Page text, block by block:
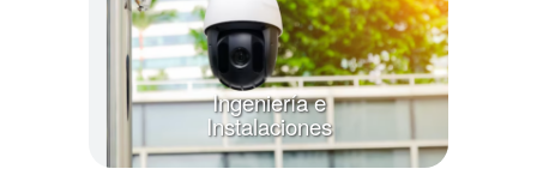
Ingeniería e
Instalaciones